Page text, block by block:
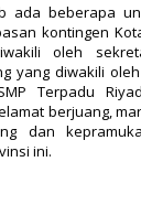
ada beberapa
kontingen
oleh
yang diwakili
Terpadu
berjuang,
dan
ini.